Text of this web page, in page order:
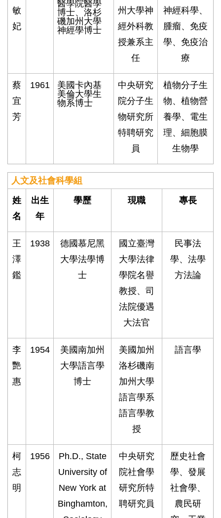
敏
妃
醫學院醫學
博士、洛杉
磯加州大學
神經學博士
州大學神
經外科教
授兼系主
任
神經科學、
腫瘤、免疫
學、免疫治
療
蔡
宜
芳
1961
美國卡內基
美倫大學生
物系博士
中央研究
院分子生
物研究所
特聘研究
員
植物分子生
物、植物營
養學、電生
理、細胞膜
生物學
人文及社會科學組
姓
名
出生
年
學歷 現職 專長
王
澤
鑑
1938
德國慕尼黑
大學法學博
士
國立臺灣
大學法律
學院名譽
教授、司
法院優遇
大法官
民事法
學、法學
方法論
李
艷
惠
1954
美國南加州
大學語言學
博士
美國加州
洛杉磯南
加州大學
語言學系
語言學教
授
語言學
柯
志
明
1956
Ph.D., State
University of
New York at
Binghamton,
中央研究
院社會學
研究所特
聘研究員
歷史社會
學、發展
社會學、
農民研